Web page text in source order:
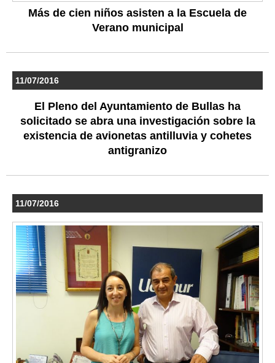
Más de cien niños asisten a la Escuela de
Verano municipal
11/07/2016
El Pleno del Ayuntamiento de Bullas ha
solicitado se abra una investigación sobre la
existencia de avionetas antilluvia y cohetes
antigranizo
11/07/2016